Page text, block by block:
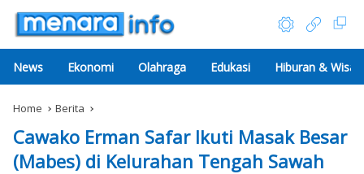
News Ekonomi Olahraga Edukasi Hiburan &
Home Berita
Cawako Erman Safar Ikuti Masak Besar
(Mabes) di Kelurahan Tengah Sawah